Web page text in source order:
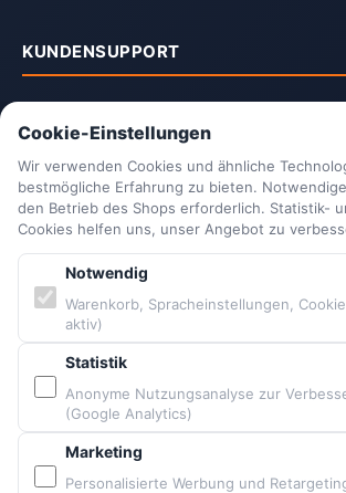
KUNDENSUPPORT
2-Jahrescheck & Retter packen
Vittorazi Service
Datenschutzerklärung
AGB
Vertrag widerrufen
Impressum
Cookie-Einstellungen
Barrierefreiheit
Sitemap
PARTNER & MARKEN
Cookie-Einstellungen
Wir verwenden Cookies und ähnliche
bestmögliche Erfahrung zu bieten.
den Betrieb des Shops erforderlich. Statistik-
Cookies helfen uns, unser Angebot zu
Notwendig
Warenkorb, Spracheinstellungen,
aktiv)
Statistik
Anonyme Nutzungsanalyse zur
(Google Analytics)
Marketing
Personalisierte Werbung und